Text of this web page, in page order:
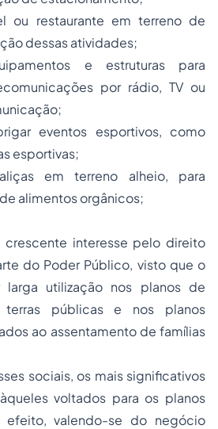
ou restaurante em terreno de
dessas atividades;
e estruturas para
por rádio, TV ou
eventos esportivos, como
esportivas;
em terreno alheio, para
alimentos orgânicos;
crescente interesse pelo direito
do Poder Público, visto que o
utilização nos planos de
terras públicas e nos planos
ao assentamento de famílias
sociais, os mais significativos
voltados para os planos
efeito, valendo-se do negócio